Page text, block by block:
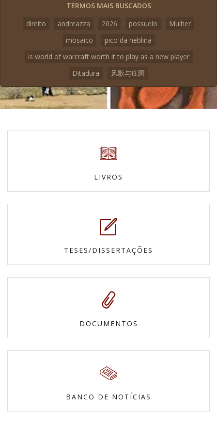
TERMOS MAIS BUSCADOS
direito
andreazza 2026 possuelo
Mulher
mosaico
pico da neblina
is world of warcraft worth it to play as a new player
Ditadura
风歌与庄园
LIVROS
TESES/DISSERTAÇÕES
DOCUMENTOS
BANCO DE NOTÍCIAS